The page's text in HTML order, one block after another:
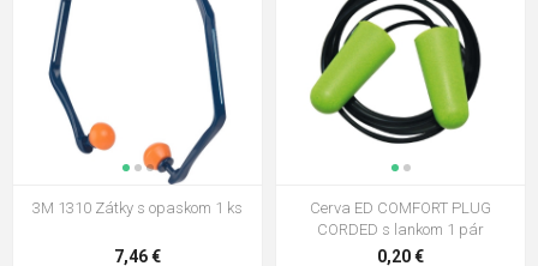
3M 1310 Zátky s opaskom 1 ks
7,46 €
Cerva ED COMFORT PLUG
CORDED s lankom 1 pár
0,20 €